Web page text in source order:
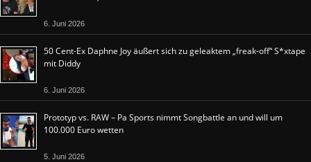
6. Juni 2026
50 Cent-Ex Daphne Joy äußert sich zu geleaktem „freak-off“ S*xtape
mit Diddy
6. Juni 2026
Prototyp vs. RAW – Pa Sports nimmt Songbattle an und will um
100.000 Euro wetten
5. Juni 2026